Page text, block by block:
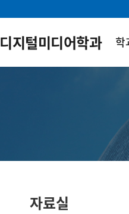
디지털미디어학과 학
자료실